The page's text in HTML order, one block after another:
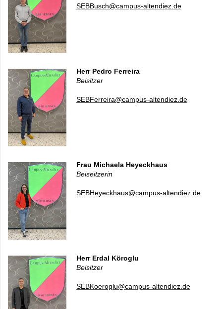
SEBBusch@campus-altendiez.de
Herr Pedro Ferreira
Beisitzer
SEBFerreira@campus-altendiez.de
Frau Michaela Heyeckhaus
Beiseitzerin
SEBHeyeckhaus@campus-altendiez.de
Herr Erdal Köroglu
Beisitzer
SEBKoeroglu@campus-altendiez.de